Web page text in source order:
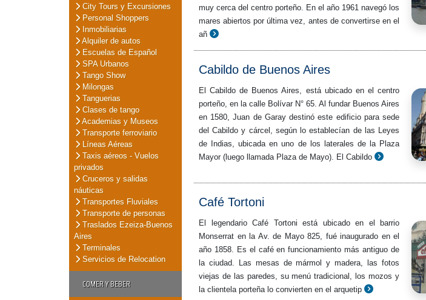
City Tours y Excursiones
Personal Shoppers
Inmobiliarias
Alquiler de autos
Escuelas de Español
SPA Urbanos
Tango Show
Milongas
Tanguerias
Clases de tango
Academias y Museos
Transporte ferroviario
Líneas Aéreas
Taxis aéreos - Vuelos
privados
Cruceros y salidas
náuticas
Transportes Fluviales
Transporte de personas
Traslados Ezeiza-Buenos
Aires
Terminales
Servicios de Relocation
COMER Y BEBER
muy cerca del centro porteño. En el año 1961 navegó los
mares abiertos por última vez, antes de convertirse en el
añ
Cabildo de Buenos Aires
El Cabildo de Buenos Aires, está ubicado en el centro
porteño, en la calle Bolívar N° 65. Al fundar Buenos Aires
en 1580, Juan de Garay destinó este edificio para sede
del Cabildo y cárcel, según lo establecían de las Leyes
de Indias, ubicada en uno de los laterales de la Plaza
Mayor (luego llamada Plaza de Mayo). El Cabildo
Café Tortoni
El legendario Café Tortoni está ubicado en el barrio
Monserrat en la Av. de Mayo 825, fué inaugurado en el
año 1858. Es el café en funcionamiento más antiguo de
la ciudad. Las mesas de mármol y madera, las fotos
viejas de las paredes, su menú tradicional, los mozos y
la clientela porteña lo convierten en el arquetip